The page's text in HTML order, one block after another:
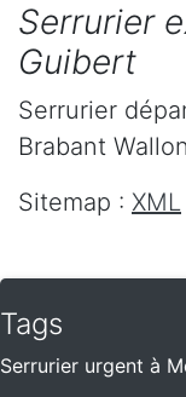
Serrurier
Guibert
Serrurier
Brabant Wallon
Sitemap : XML
Tags
Serrurier urgent à